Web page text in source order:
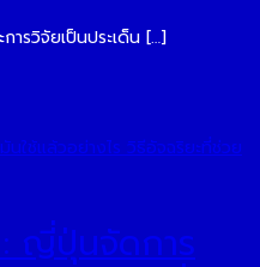
ารวิจัยเป็นประเด็น […]
: ญี่ปุ่นจัดการ